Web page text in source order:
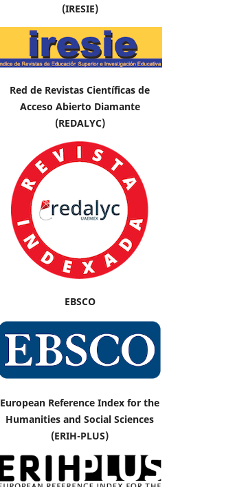
(IRESIE)
Red de Revistas Científicas de
Acceso Abierto Diamante
(REDALYC)
EBSCO
European Reference Index for the
Humanities and Social Sciences
(ERIH-PLUS)